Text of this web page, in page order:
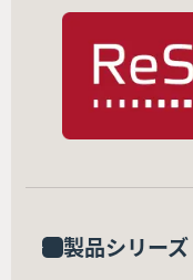
製品シリーズ